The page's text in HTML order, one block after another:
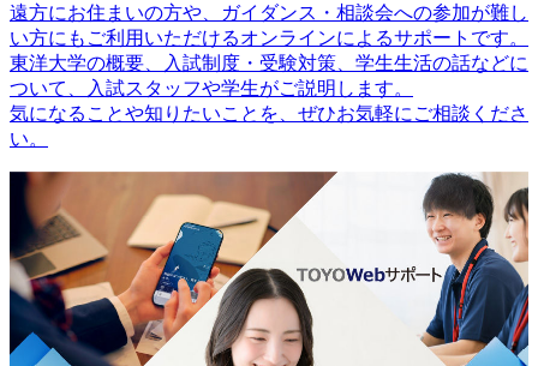
遠方にお住まいの方や、ガイダンス・相談会への参加が難し
い方にもご利用いただけるオンラインによるサポートです。
東洋大学の概要、入試制度・受験対策、学生生活の話などに
ついて、入試スタッフや学生がご説明します。
気になることや知りたいことを、ぜひお気軽にご相談くださ
い。